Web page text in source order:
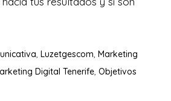
, Luzetgescom, Marketing
Digital Tenerife, Objetivos